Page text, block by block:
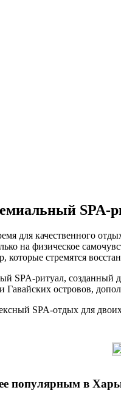
SPA-
для качественного
на физическое
стремятся
SPA-ритуал,
Гавайских островов,
SPA-отдых для
популярным в